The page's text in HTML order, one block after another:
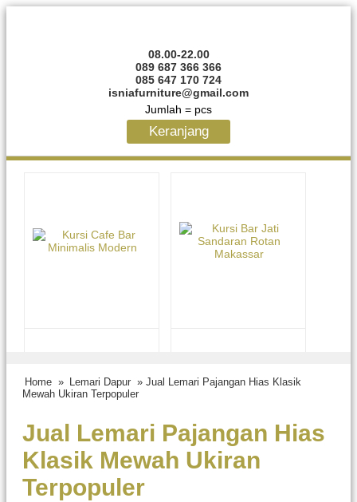
08.00-22.00
089 687 366 366
085 647 170 724
isniafurniture@gmail.com
Jumlah = pcs
Keranjang
Home » Lemari Dapur » Jual Lemari Pajangan Hias Klasik
Mewah Ukiran Terpopuler
Jual Lemari Pajangan Hias
Klasik Mewah Ukiran
Terpopuler